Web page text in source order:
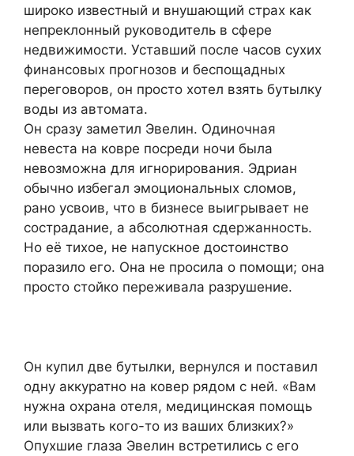
широко известный и внушающий страх как
непреклонный руководитель в сфере
недвижимости. Уставший после часов сухих
финансовых прогнозов и беспощадных
переговоров, он просто хотел взять бутылку
воды из автомата.
Он сразу заметил Эвелин. Одиночная
невеста на ковре посреди ночи была
невозможна для игнорирования. Эдриан
обычно избегал эмоциональных сломов,
рано усвоив, что в бизнесе выигрывает не
сострадание, а абсолютная сдержанность.
Но её тихое, не напускное достоинство
поразило его. Она не просила о помощи; она
просто стойко переживала разрушение.
Он купил две бутылки, вернулся и поставил
одну аккуратно на ковер рядом с ней. «Вам
нужна охрана отеля, медицинская помощь
или вызвать кого-то из ваших близких?»
Опухшие глаза Эвелин встретились с его